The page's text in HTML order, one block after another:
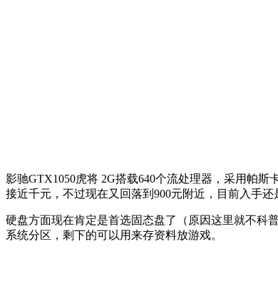
影驰GTX1050虎将 2G搭载640个流处理器，采用帕
接近千元，不过现在又回落到900元附近，目前入手还
硬盘方面现在肯定是首选固态盘了（原因这里就不科
系统分区，剩下的可以用来存资料放游戏。